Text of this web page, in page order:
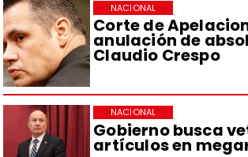
Corte de
anulación de
Claudio Crespo
NACIONAL
Gobierno busca
artículos en
NACIONAL